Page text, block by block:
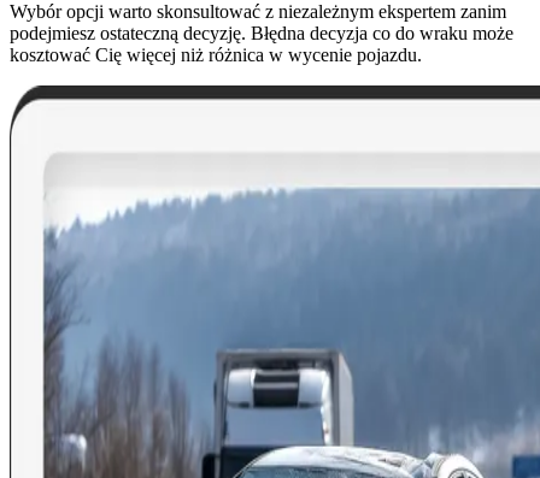
Wybór opcji warto skonsultować z niezależnym ekspertem zanim
podejmiesz ostateczną decyzję. Błędna decyzja co do wraku może
kosztować Cię więcej niż różnica w wycenie pojazdu.